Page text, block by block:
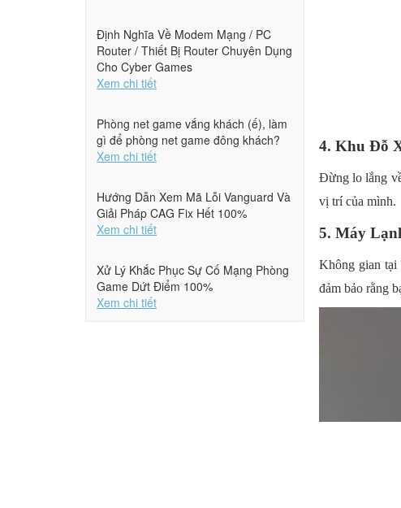
Định Nghĩa Về Modem Mạng / PC
Router / Thiết Bị Router Chuyên Dụng
Cho Cyber Games
Xem chi tiết
Phòng net game vắng khách (ế), làm
gì để phòng net game đông khách?
Xem chi tiết
Hướng Dẫn Xem Mã Lỗi Vanguard Và
Giải Pháp CAG Fix Hết 100%
Xem chi tiết
Xử Lý Khắc Phục Sự Cố Mạng Phòng
Game Dứt Điểm 100%
Xem chi tiết
4. Khu Đỗ
Đừng lo lắng
vị trí của mình.
5. Máy
Không gian tại
đảm bảo rằng